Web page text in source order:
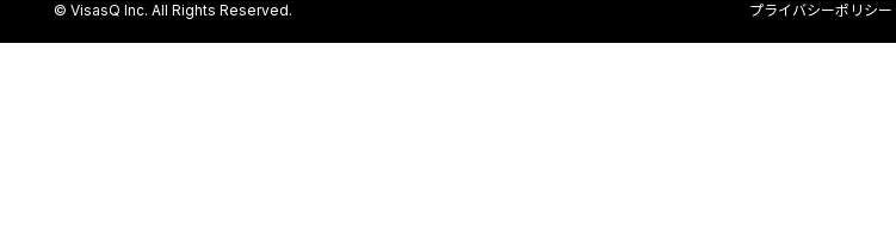
プライバシーポリシー
© VisasQ Inc. All Rights Reserved.